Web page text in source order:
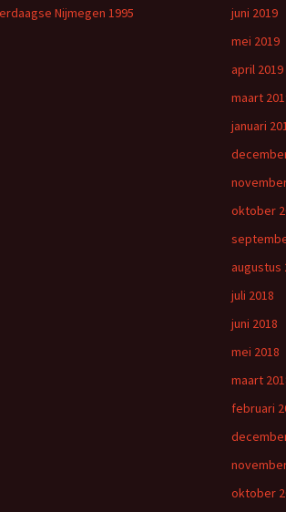
Nijmegen 1995
juni 2019
mei 2019
april 2019
maart
januari
oktober
augustus
juli 2018
juni 2018
mei 2018
maart
februari
oktober